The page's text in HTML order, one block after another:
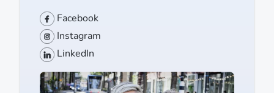
Facebook
Instagram
LinkedIn